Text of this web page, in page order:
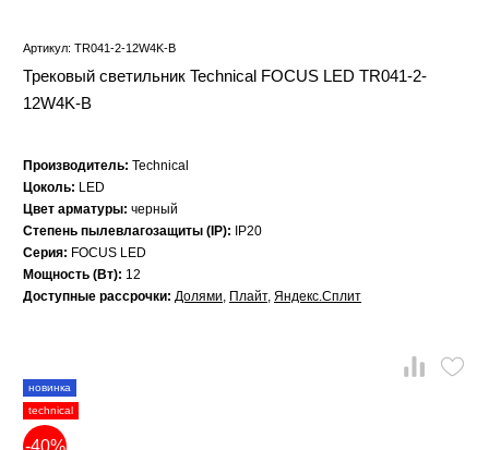
Артикул: TR041-2-12W4K-B
Трековый светильник Technical FOCUS LED TR041-2-
12W4K-B
Производитель: Technical
Цоколь: LED
Цвет арматуры: черный
Степень пылевлагозащиты (IP):
IP20
Серия: FOCUS LED
Мощность (Вт): 12
Доступные рассрочки: Долями, Плайт, Яндекс.Сплит
новинка
technical